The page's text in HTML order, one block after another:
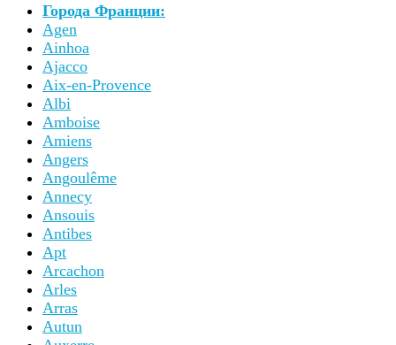
Города Франции:
Agen
Ainhoa
Ajacco
Aix-en-Provence
Albi
Amboise
Amiens
Angers
Angoulême
Annecy
Ansouis
Antibes
Apt
Arcachon
Arles
Arras
Autun